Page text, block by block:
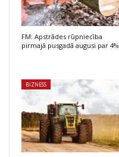
FM: Apstrādes rūpniecība
pirmajā pusgadā augusi par 4%
BIZNESS